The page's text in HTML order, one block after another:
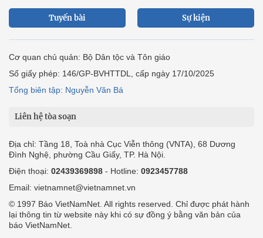
Tuyến bài Sự kiện
Cơ quan chủ quản: Bộ Dân tộc và Tôn giáo
Số giấy phép: 146/GP-BVHTTDL, cấp ngày 17/10/2025
Tổng biên tập: Nguyễn Văn Bá
Liên hệ tòa soạn
Địa chỉ: Tầng 18, Toà nhà Cục Viễn thông (VNTA), 68 Dương
Đình Nghệ, phường Cầu Giấy, TP. Hà Nội.
Điện thoại: 02439369898 - Hotline: 0923457788
Email: vietnamnet@vietnamnet.vn
© 1997 Báo VietNamNet. All rights reserved. Chỉ được phát hành
lại thông tin từ website này khi có sự đồng ý bằng văn bản của
báo VietNamNet.